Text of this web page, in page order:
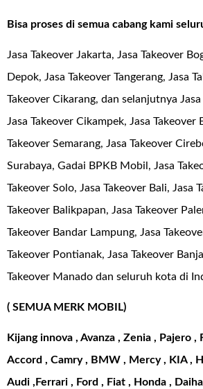
Bisa proses di semua cabang kami
Jasa Takeover Jakarta, Jasa Takeover
Depok, Jasa Takeover Tangerang, Jasa
Takeover Cikarang, dan selanjutnya
Jasa Takeover Cikampek, Jasa Takeover
Takeover Semarang, Jasa Takeover
Surabaya, Gadai BPKB Mobil, Jasa
Takeover Solo, Jasa Takeover Bali, Jasa
Takeover Balikpapan, Jasa Takeover
Takeover Bandar Lampung, Jasa
Takeover Pontianak, Jasa Takeover
Takeover Manado dan seluruh kota di
( SEMUA MERK MOBIL)
Kijang innova , Avanza , Zenia , Pajero
Accord , Camry , BMW , Mercy , KIA ,
Audi ,Ferrari , Ford , Fiat , Honda ,